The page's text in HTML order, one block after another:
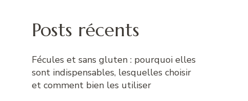
Posts récents
Fécules et sans gluten : pourquoi elles
sont indispensables, lesquelles choisir
et comment bien les utiliser